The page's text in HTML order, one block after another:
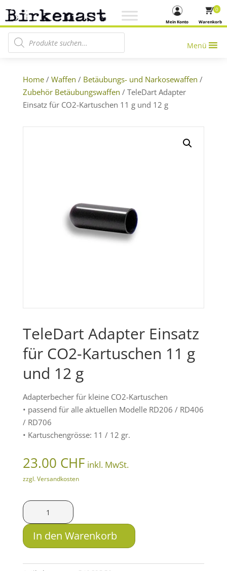
Warenkorb
0
Mein Konto
Products search
Menü
Home/ Waffen / Betäubungs- und Narkosewaffen /
Zubehör Betäubungswaffen / TeleDart Adapter
Einsatz für CO2-Kartuschen 11 g und 12 g
TeleDart Adapter Einsatz
für CO2-Kartuschen 11 g
und 12 g
Adapterbecher für kleine CO2-Kartuschen
• passend für alle aktuellen Modelle RD206 / RD406
/ RD706
• Kartuschengrösse: 11 / 12 gr.
23.00 CHF inkl. MwSt.
zzgl. Versandkosten
TeleDart
Adapter
Einsatz
für
In den Warenkorb